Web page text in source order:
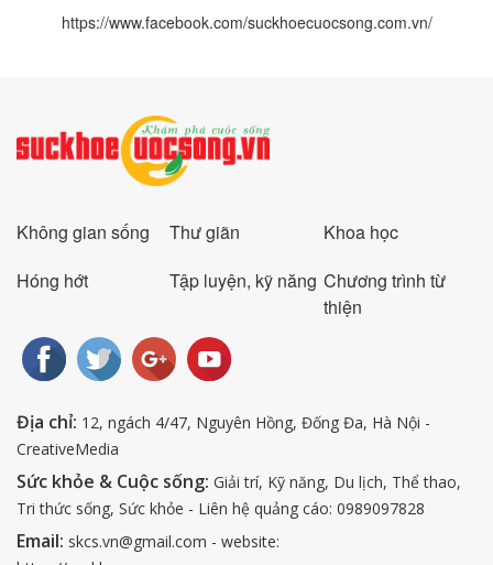
https://www.facebook.com/suckhoecuocsong.com.vn/
Không gian sống Thư giãn
Khoa học
Hóng hớt
Tập luyện, kỹ năng Chương trình từ
thiện
Địa chỉ: 12, ngách 4/47, Nguyên Hồng, Đống Đa, Hà Nội -
CreativeMedia
Sức khỏe & Cuộc sống: Giải trí, Kỹ năng, Du lịch, Thể thao,
Tri thức sống, Sức khỏe - Liên hệ quảng cáo: 0989097828
Email: skcs.vn@gmail.com - website: